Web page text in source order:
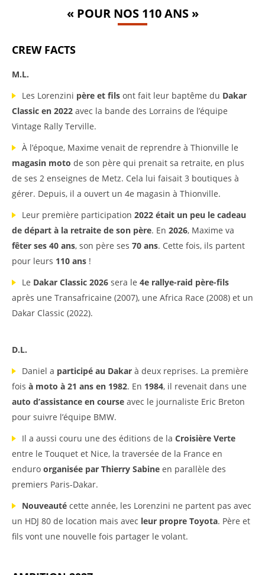
« POUR NOS 110 ANS »
CREW FACTS
M.L.
Les Lorenzini père et fils ont fait leur baptême du Dakar
Classic en 2022 avec la bande des Lorrains de l’équipe
Vintage Rally Terville.
À l’époque, Maxime venait de reprendre à Thionville le
magasin moto de son père qui prenait sa retraite, en plus
de ses 2 enseignes de Metz. Cela lui faisait 3 boutiques à
gérer. Depuis, il a ouvert un 4e magasin à Thionville.
Leur première participation 2022 était un peu le cadeau
de départ à la retraite de son père. En 2026, Maxime va
fêter ses 40 ans, son père ses 70 ans. Cette fois, ils partent
pour leurs 110 ans !
Le Dakar Classic 2026 sera le 4e rallye-raid père-fils
après une Transafricaine (2007), une Africa Race (2008) et un
Dakar Classic (2022).
D.L.
Daniel a participé au Dakar à deux reprises. La première
fois à moto à 21 ans en 1982. En 1984, il revenait dans une
auto d’assistance en course avec le journaliste Eric Breton
pour suivre l’équipe BMW.
Il a aussi couru une des éditions de la Croisière Verte
entre le Touquet et Nice, la traversée de la France en
enduro organisée par Thierry Sabine en parallèle des
premiers Paris-Dakar.
Nouveauté cette année, les Lorenzini ne partent pas avec
un HDJ 80 de location mais avec leur propre Toyota. Père et
fils vont une nouvelle fois partager le volant.